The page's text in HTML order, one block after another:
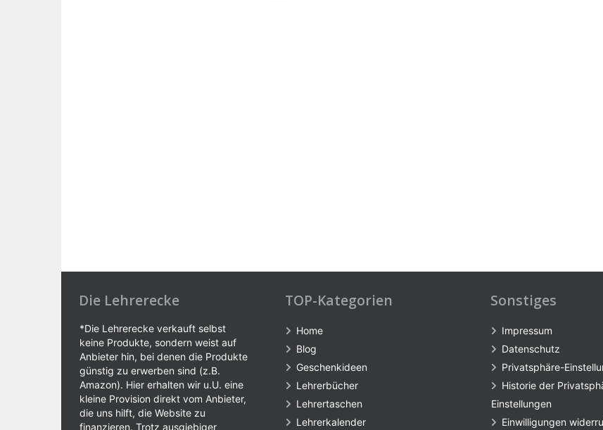
Die Lehrerecke
*Die Lehrerecke verkauft selbst
keine Produkte, sondern weist auf
Anbieter hin, bei denen die Produkte
günstig zu erwerben sind (z.B.
Amazon). Hier erhalten wir u.U. eine
kleine Provision direkt vom Anbieter,
die uns hilft, die Website zu
finanzieren. Trotz ausgiebiger
TOP-Kategorien
Home
Blog
Geschenkideen
Lehrerbücher
Lehrertaschen
Lehrerkalender
Sonstiges
Impressum
Datenschutz
Privatsphäre-
Historie der
Einstellungen
Einwilligungen